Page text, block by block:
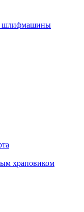
шлифмашины
храповиком